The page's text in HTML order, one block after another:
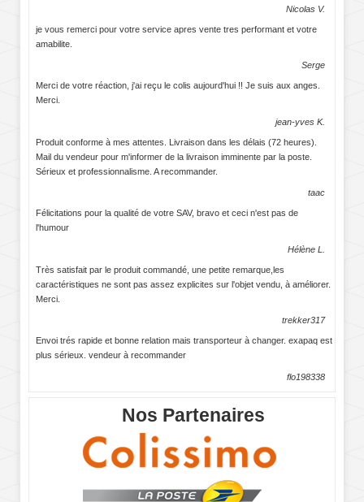
Nicolas V.
je vous remerci pour votre service apres vente tres performant et votre
amabilite.
Serge
Merci de votre réaction, j'ai reçu le colis aujourd'hui !! Je suis aux anges.
Merci.
jean-yves K.
Produit conforme à mes attentes. Livraison dans les délais (72 heures).
Mail du vendeur pour m'informer de la livraison imminente par la poste.
Sérieux et professionnalisme. A recommander.
taac
Félicitations pour la qualité de votre SAV, bravo et ceci n'est pas de
l'humour
Hélène L.
Très satisfait par le produit commandé, une petite remarque,les
caractéristiques ne sont pas assez explicites sur l'objet vendu, à améliorer.
Merci.
trekker317
Envoi trés rapide et bonne relation mais transporteur à changer. exapaq est
plus sérieux. vendeur à recommander
flo198338
Nos Partenaires